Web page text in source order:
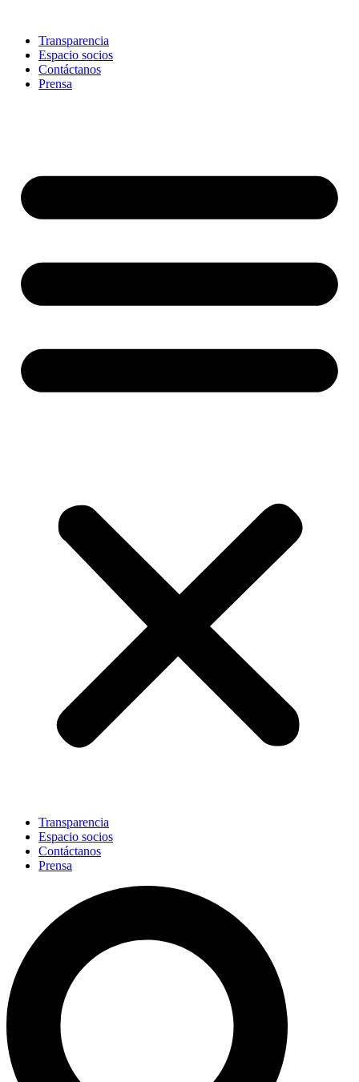
contentTransparencia
Espacio socios
Contáctanos
Prensa
Transparencia
Espacio socios
Contáctanos
Prensa